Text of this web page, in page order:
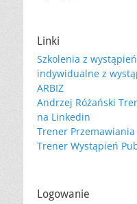
Linki
Szkolenia z
indywidualne z
ARBIZ
Andrzej Różański
na Linkedin
Trener
Trener Wystąpień
Logowanie